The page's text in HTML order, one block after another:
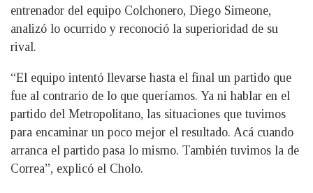
entrenador del equipo Colchonero, Diego Simeone,
analizó lo ocurrido y reconoció la superioridad de su
rival.
“El equipo intentó llevarse hasta el final un partido que
fue al contrario de lo que queríamos. Ya ni hablar en el
partido del Metropolitano, las situaciones que tuvimos
para encaminar un poco mejor el resultado. Acá cuando
arranca el partido pasa lo mismo. También tuvimos la de
Correa”, explicó el Cholo.